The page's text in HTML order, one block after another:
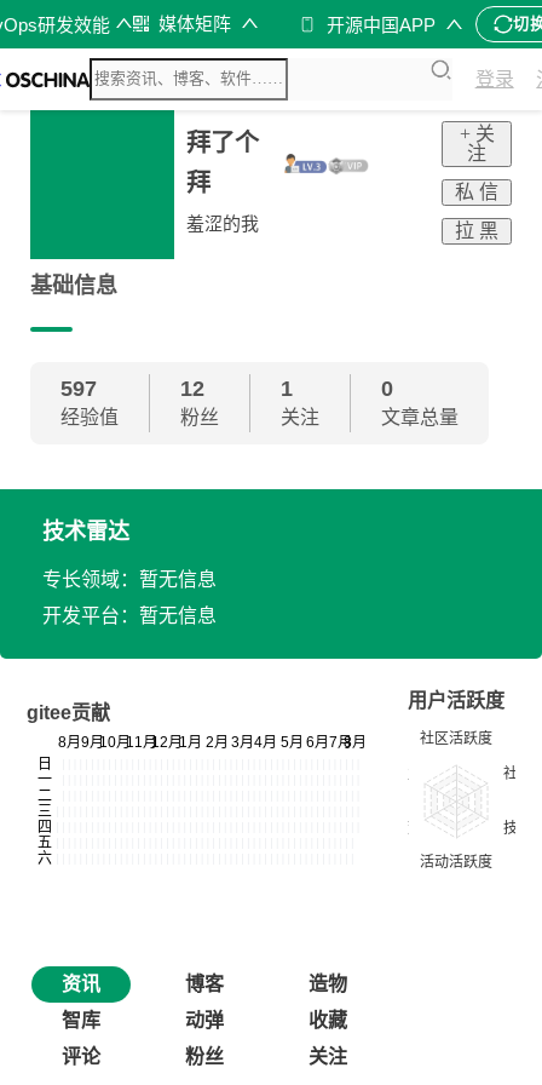
研发效能 媒体矩阵 开源中国APP 切
登录
拜了个
拜
羞涩的我
+ 关
注
私 信
拉 黑
基础信息
597
经验值
12
粉丝
1
关注
0
文章总量
技术雷达
专长领域：暂无信息
开发平台：暂无信息
gitee贡献
用户活跃度
资讯 博客
造物
智库
动弹
收藏
评论
粉丝 关注